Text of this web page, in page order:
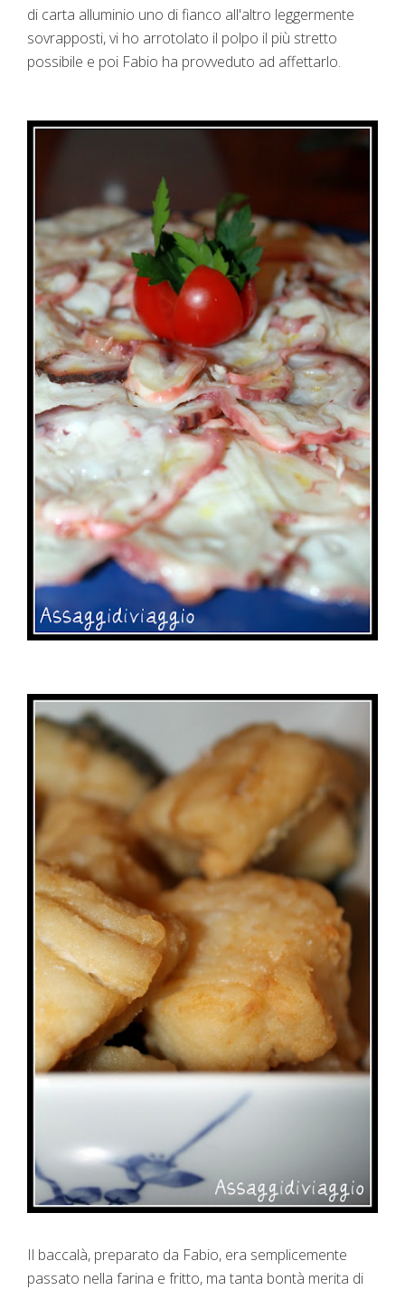
di carta alluminio uno di fianco all'altro leggermente
sovrapposti, vi ho arrotolato il polpo il più stretto
possibile e poi Fabio ha provveduto ad affettarlo.
Il baccalà, preparato da Fabio, era semplicemente
passato nella farina e fritto, ma tanta bontà merita di